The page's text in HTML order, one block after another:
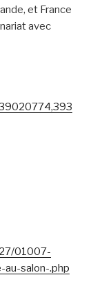
et France
avec
01007-
salon-.php